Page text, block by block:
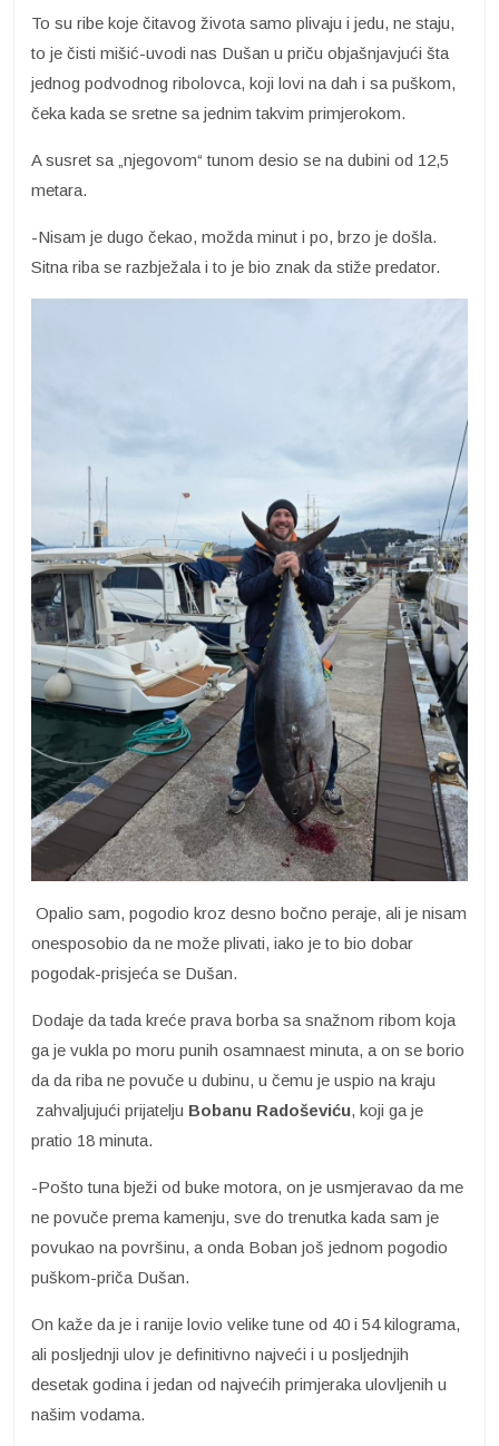
To su ribe koje čitavog života samo plivaju i jedu, ne staju,
to je čisti mišić-uvodi nas Dušan u priču objašnjavjući šta
jednog podvodnog ribolovca, koji lovi na dah i sa puškom,
čeka kada se sretne sa jednim takvim primjerokom.
A susret sa „njegovom“ tunom desio se na dubini od 12,5
metara.
-Nisam je dugo čekao, možda minut i po, brzo je došla.
Sitna riba se razbježala i to je bio znak da stiže predator.
Opalio sam, pogodio kroz desno bočno peraje, ali je nisam
onesposobio da ne može plivati, iako je to bio dobar
pogodak-prisjeća se Dušan.
Dodaje da tada kreće prava borba sa snažnom ribom koja
ga je vukla po moru punih osamnaest minuta, a on se borio
da da riba ne povuče u dubinu, u čemu je uspio na kraju
zahvaljujući prijatelju Bobanu Radoševiću, koji ga je
pratio 18 minuta.
-Pošto tuna bježi od buke motora, on je usmjeravao da me
ne povuče prema kamenju, sve do trenutka kada sam je
povukao na površinu, a onda Boban još jednom pogodio
puškom-priča Dušan.
On kaže da je i ranije lovio velike tune od 40 i 54 kilograma,
ali posljednji ulov je definitivno najveći i u posljednjih
desetak godina i jedan od najvećih primjeraka ulovljenih u
našim vodama.